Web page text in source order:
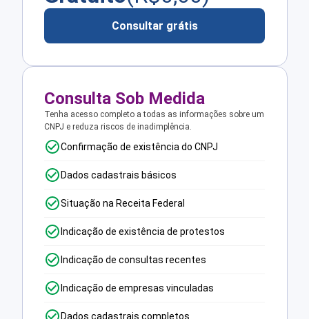
Consultar grátis
Consulta Sob Medida
Tenha acesso completo a todas as informações sobre um
CNPJ e reduza riscos de inadimplência.
Confirmação de existência do CNPJ
Dados cadastrais básicos
Situação na Receita Federal
Indicação de existência de protestos
Indicação de consultas recentes
Indicação de empresas vinculadas
Dados cadastrais completos